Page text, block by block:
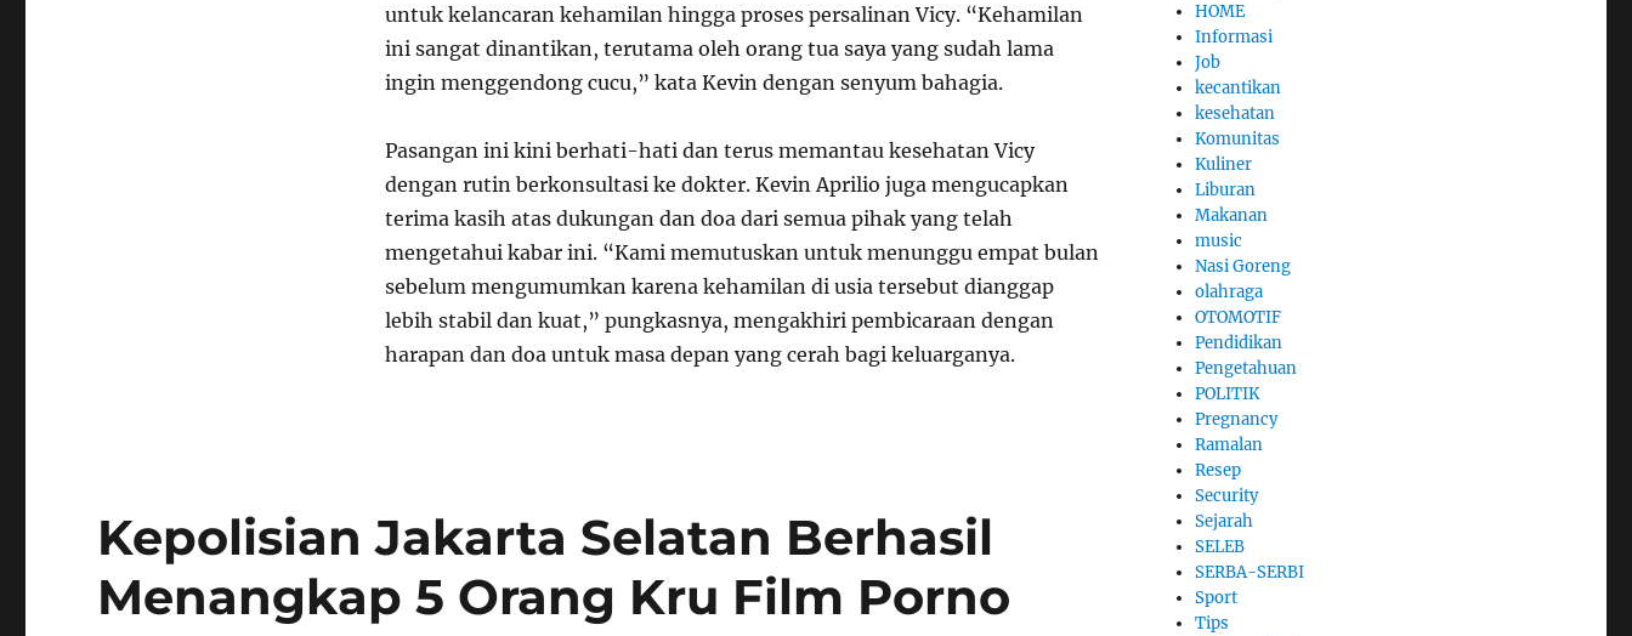
untuk kelancaran kehamilan hingga proses persalinan Vicy. “Kehamilan
ini sangat dinantikan, terutama oleh orang tua saya yang sudah lama
ingin menggendong cucu,” kata Kevin dengan senyum bahagia.
Pasangan ini kini berhati-hati dan terus memantau kesehatan Vicy
dengan rutin berkonsultasi ke dokter. Kevin Aprilio juga mengucapkan
terima kasih atas dukungan dan doa dari semua pihak yang telah
mengetahui kabar ini. “Kami memutuskan untuk menunggu empat bulan
sebelum mengumumkan karena kehamilan di usia tersebut dianggap
lebih stabil dan kuat,” pungkasnya, mengakhiri pembicaraan dengan
harapan dan doa untuk masa depan yang cerah bagi keluarganya.
Kepolisian Jakarta Selatan Berhasil
Menangkap 5 Orang Kru Film Porno
HOME
Informasi
Job
kecantikan
kesehatan
Komunitas
Kuliner
Liburan
Makanan
music
Nasi Goreng
olahraga
OTOMOTIF
Pendidikan
Pengetahuan
POLITIK
Pregnancy
Ramalan
Resep
Security
Sejarah
SELEB
SERBA-SERBI
Sport
Tips